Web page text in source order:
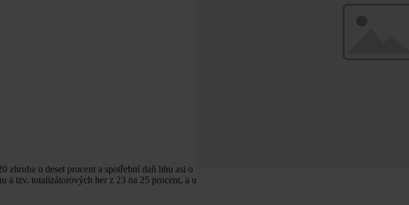
zhruba o deset procent a spotřební daň lihu asi o
a tzv. totalizátorových her z 23 na 25 procent, a u